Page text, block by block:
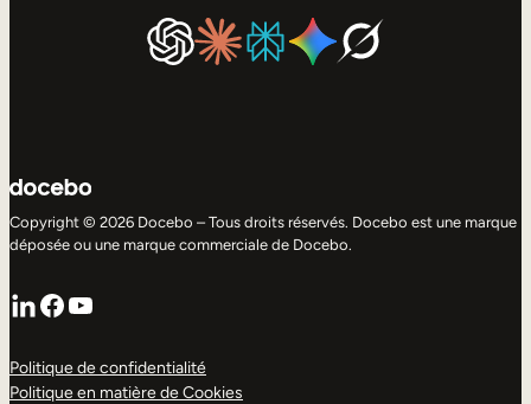
Copyright © 2026 Docebo – Tous droits réservés. Docebo est une marque
déposée ou une marque commerciale de Docebo.
LinkedIn
Facebook
YouTube
Politique de confidentialité
Politique en matière de Cookies